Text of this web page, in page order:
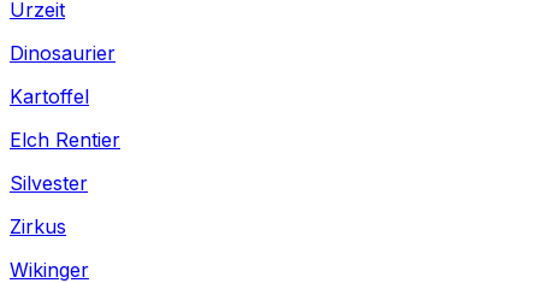
Urzeit
Dinosaurier
Kartoffel
Elch Rentier
Silvester
Zirkus
Wikinger